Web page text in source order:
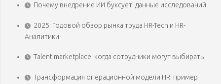
Почему внедрение ИИ буксует: данные исследований
2025: Годовой обзор рынка труда HR-Tech и HR-
Аналитики
Talent marketplace: когда сотрудники могут выбирать
Трансформация операционной модели HR: пример